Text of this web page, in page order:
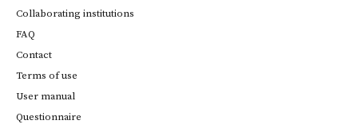
Collaborating institutions
FAQ
Contact
Terms of use
User manual
Questionnaire